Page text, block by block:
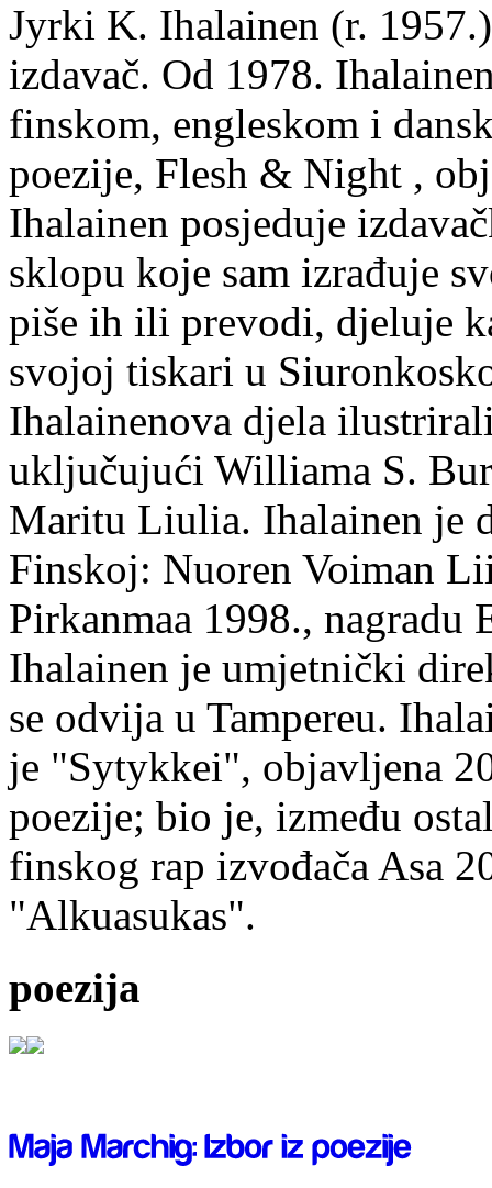
Jyrki K. Ihalainen (r.
izdavač. Od 1978.
finskom, engleskom i
poezije, Flesh & Night ,
Ihalainen posjeduje
sklopu koje sam izrađuje
piše ih ili prevodi, djeluje
svojoj tiskari u
Ihalainenova djela
uključujući Williama S.
Maritu Liulia. Ihalainen je
Finskoj: Nuoren Voiman
Pirkanmaa 1998.,
Ihalainen je umjetnički
se odvija u Tampereu.
je "Sytykkei", objavljena
poezije; bio je, između
finskog rap izvođača Asa
"Alkuasukas".
poezija